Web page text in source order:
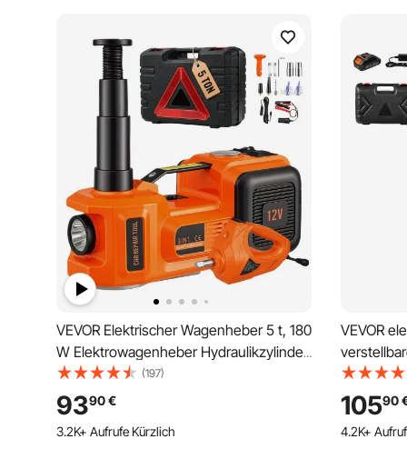
VEVOR Elektrischer Wagenheber 5 t, 180
W Elektrowagenheber Hydraulikzylinder
155-450 mm, Hydraulik-Handpumpe
Wagenheber mit Schlagschrauber
Werkzeugkasten Netzkabel für Autos
SUVs
(197)
9390€
3.2K+ Aufrufe Kürzlich
VEVOR
Tragkraft
LED-Licht
10590
118 im